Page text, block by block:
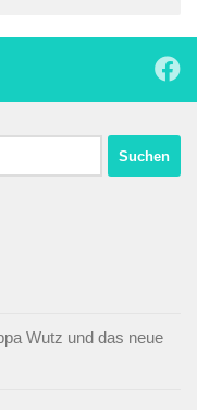
Wutz und das neue